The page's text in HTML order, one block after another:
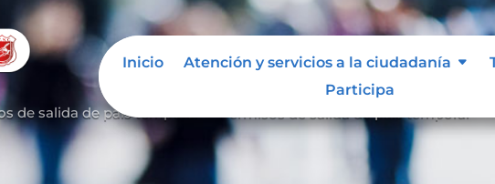
Inicio Atención y servicios a la ciudadanía
Participa
de salida de país temporal
Inicio Atención y servicios a la ciudadanía
Participa